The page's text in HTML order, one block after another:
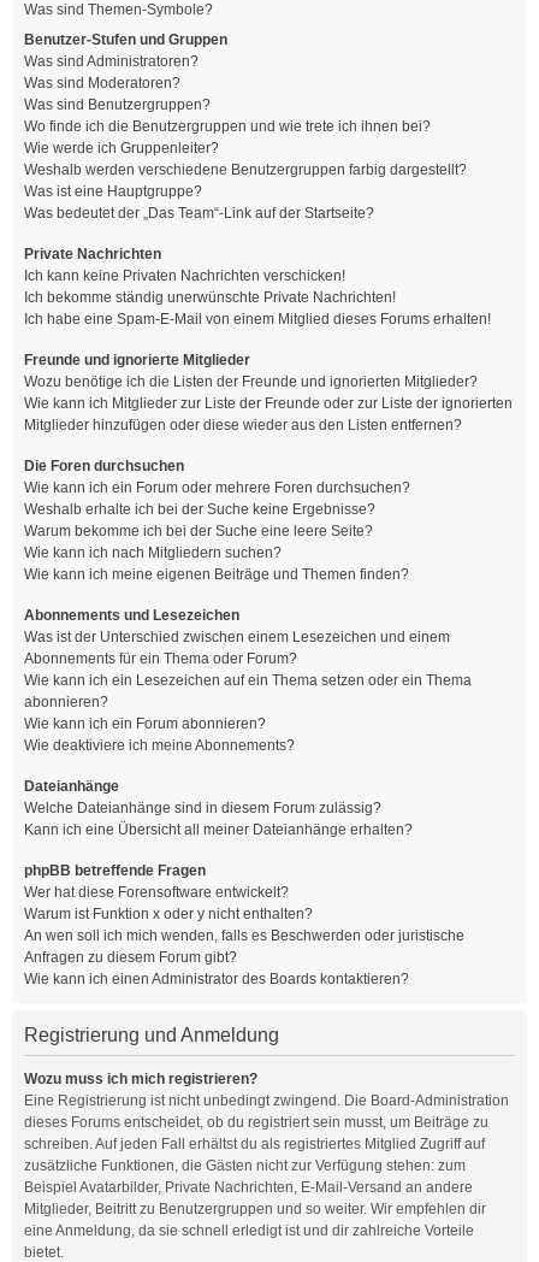
Was sind Themen-Symbole?
Benutzer-Stufen und Gruppen
Was sind Administratoren?
Was sind Moderatoren?
Was sind Benutzergruppen?
Wo finde ich die Benutzergruppen und wie trete ich ihnen bei?
Wie werde ich Gruppenleiter?
Weshalb werden verschiedene Benutzergruppen farbig dargestellt?
Was ist eine Hauptgruppe?
Was bedeutet der „Das Team“-Link auf der Startseite?
Private Nachrichten
Ich kann keine Privaten Nachrichten verschicken!
Ich bekomme ständig unerwünschte Private Nachrichten!
Ich habe eine Spam-E-Mail von einem Mitglied dieses Forums erhalten!
Freunde und ignorierte Mitglieder
Wozu benötige ich die Listen der Freunde und ignorierten Mitglieder?
Wie kann ich Mitglieder zur Liste der Freunde oder zur Liste der ignorierten
Mitglieder hinzufügen oder diese wieder aus den Listen entfernen?
Die Foren durchsuchen
Wie kann ich ein Forum oder mehrere Foren durchsuchen?
Weshalb erhalte ich bei der Suche keine Ergebnisse?
Warum bekomme ich bei der Suche eine leere Seite?
Wie kann ich nach Mitgliedern suchen?
Wie kann ich meine eigenen Beiträge und Themen finden?
Abonnements und Lesezeichen
Was ist der Unterschied zwischen einem Lesezeichen und einem
Abonnements für ein Thema oder Forum?
Wie kann ich ein Lesezeichen auf ein Thema setzen oder ein Thema
abonnieren?
Wie kann ich ein Forum abonnieren?
Wie deaktiviere ich meine Abonnements?
Dateianhänge
Welche Dateianhänge sind in diesem Forum zulässig?
Kann ich eine Übersicht all meiner Dateianhänge erhalten?
phpBB betreffende Fragen
Wer hat diese Forensoftware entwickelt?
Warum ist Funktion x oder y nicht enthalten?
An wen soll ich mich wenden, falls es Beschwerden oder juristische
Anfragen zu diesem Forum gibt?
Wie kann ich einen Administrator des Boards kontaktieren?
Registrierung und Anmeldung
Wozu muss ich mich registrieren?
Eine Registrierung ist nicht unbedingt zwingend. Die Board-Administration
dieses Forums entscheidet, ob du registriert sein musst, um Beiträge zu
schreiben. Auf jeden Fall erhältst du als registriertes Mitglied Zugriff auf
zusätzliche Funktionen, die Gästen nicht zur Verfügung stehen: zum
Beispiel Avatarbilder, Private Nachrichten, E-Mail-Versand an andere
Mitglieder, Beitritt zu Benutzergruppen und so weiter. Wir empfehlen dir
eine Anmeldung, da sie schnell erledigt ist und dir zahlreiche Vorteile
bietet.